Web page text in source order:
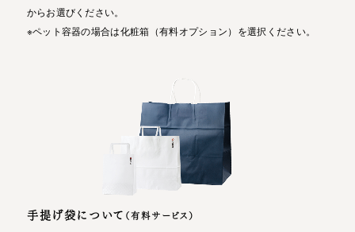
からお選びください。
※ペット容器の場合は化粧箱（有料オプション）を選択ください。
手提げ袋について （有料サービス）